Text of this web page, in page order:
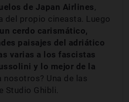
de Japan Airlines,
del propio cineasta. Luego
un cerdo carismático,
paisajes del adriático
varias a los fascistas
y lo mejor de la
nosotros? Una de las
Studio Ghibli.